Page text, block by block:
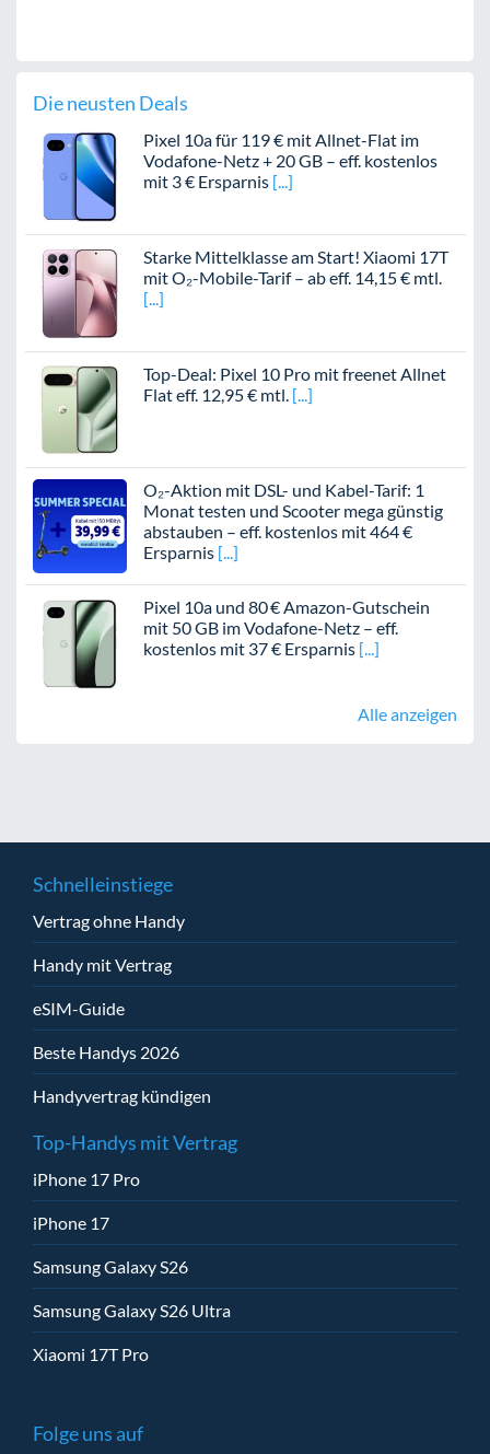
Die neusten Deals
Pixel 10a für 119 € mit Allnet-Flat im
Vodafone-Netz + 20 GB – eff. kostenlos
mit 3 € Ersparnis
Starke Mittelklasse am Start! Xiaomi 17T
mit O₂-Mobile-Tarif – ab eff. 14,15 € mtl.
Top-Deal: Pixel 10 Pro mit freenet Allnet
Flat eff. 12,95 € mtl.
O₂-Aktion mit DSL- und Kabel-Tarif: 1
Monat testen und Scooter mega günstig
abstauben – eff. kostenlos mit 464 €
Ersparnis
Pixel 10a und 80 € Amazon-Gutschein
mit 50 GB im Vodafone-Netz – eff.
kostenlos mit 37 € Ersparnis
Alle anzeigen
Schnelleinstiege
Vertrag ohne Handy
Handy mit Vertrag
eSIM-Guide
Beste Handys 2026
Handyvertrag kündigen
Top-Handys mit Vertrag
iPhone 17 Pro
iPhone 17
Samsung Galaxy S26
Samsung Galaxy S26 Ultra
Xiaomi 17T Pro
Folge uns auf